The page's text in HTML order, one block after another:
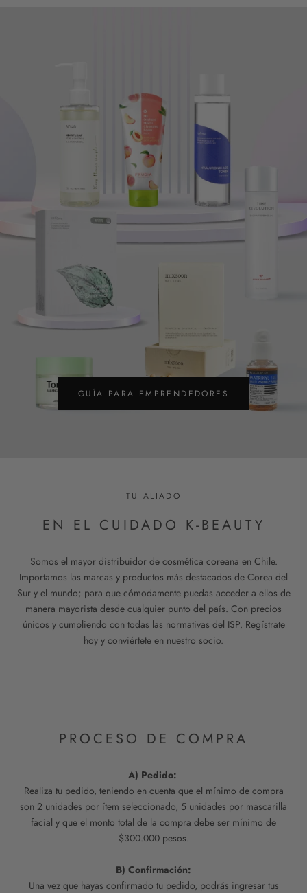
GUÍA PARA EMPRENDEDORES
TU ALIADO
EN EL CUIDADO K-BEAUTY
Somos el mayor distribuidor de cosmética coreana en Chile.
Importamos las marcas y productos más destacados de Corea del
Sur y el mundo; para que cómodamente puedas acceder a ellos de
manera mayorista desde cualquier punto del país. Con precios
únicos y cumpliendo con todas las normativas del ISP. Regístrate
hoy y conviértete en nuestro socio.
PROCESO DE COMPRA
A) Pedido:
Realiza tu pedido, teniendo en cuenta que el mínimo de compra
son 2 unidades por ítem seleccionado, 5 unidades por mascarilla
facial y que el monto total de la compra debe ser mínimo de
$300.000 pesos.
B) Confirmación:
Una vez que hayas confirmado tu pedido, podrás ingresar tus